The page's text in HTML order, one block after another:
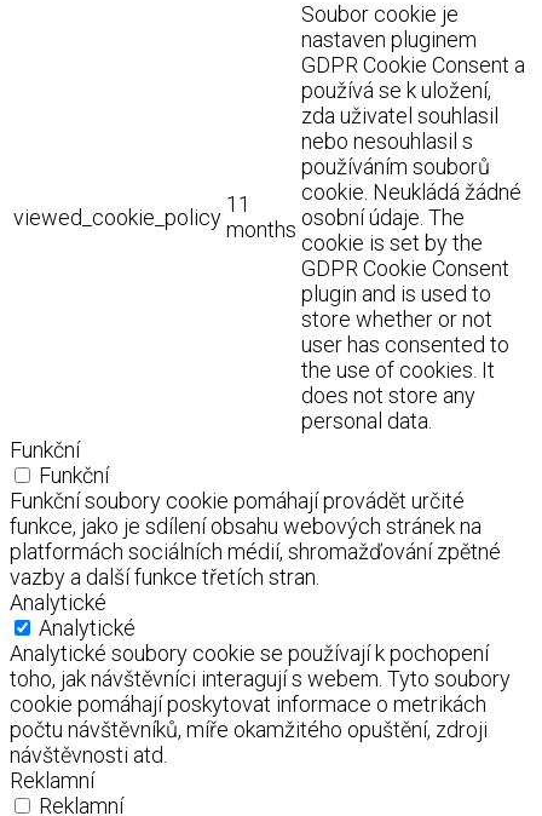
viewed_cookie_policy
11
months
Soubor cookie je
nastaven pluginem
GDPR Cookie Consent a
používá se k uložení,
zda uživatel souhlasil
nebo nesouhlasil s
používáním souborů
cookie. Neukládá žádné
osobní údaje. The
cookie is set by the
GDPR Cookie Consent
plugin and is used to
store whether or not
user has consented to
the use of cookies. It
does not store any
personal data.
Funkční
Funkční
Funkční soubory cookie pomáhají provádět určité
funkce, jako je sdílení obsahu webových stránek na
platformách sociálních médií, shromažďování zpětné
vazby a další funkce třetích stran.
Analytické
Analytické
Analytické soubory cookie se používají k pochopení
toho, jak návštěvníci interagují s webem. Tyto soubory
cookie pomáhají poskytovat informace o metrikách
počtu návštěvníků, míře okamžitého opuštění, zdroji
návštěvnosti atd.
Reklamní
Reklamní